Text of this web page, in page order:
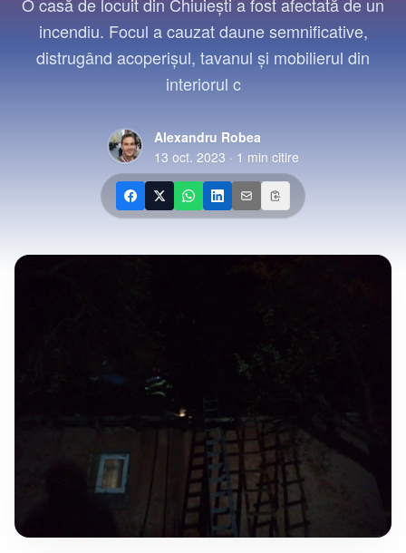
incendiu. Focul a cauzat daune semnificative,
distrugând acoperișul, tavanul și mobilierul din
interiorul c
Alexandru Robea
13 oct. 2023 · 1 min citire